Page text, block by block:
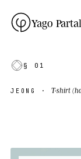
Yago Partal
§ 01
JEONG ·T-shirt